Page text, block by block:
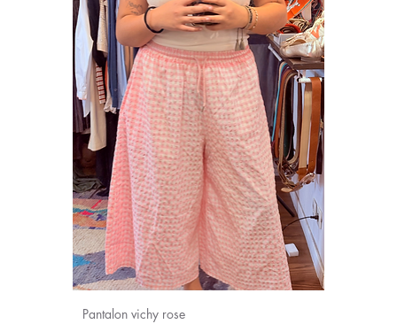
Pantalon vichy rose